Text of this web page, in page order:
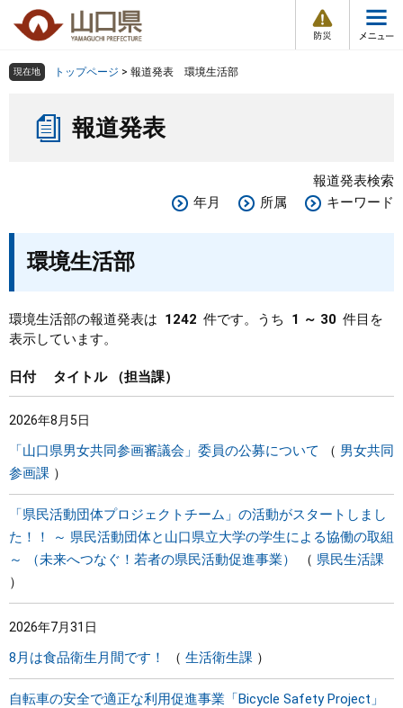
の
ー
メ
組織で探す
Other Languages
くらし・環境
教育・文化・スポーツ
しごと・産業・観光
県政情報
現在地 トップページ > 報道発表 環境生活部
報道発表
報道発表検索
年月
所属 キーワード
環境生活部
環境生活部の報道発表は 1242 件です。うち 1 ～ 30 件目を
表示しています。
日付 タイトル 担当課
2026年8月5日
「山口県男女共同参画審議会」委員の公募について
男女共同
参画課
「県民活動団体プロジェクトチーム」の活動がスタートしまし
た！！ ～ 県民活動団体と山口県立大学の学生による協働の取組
～ （未来へつなぐ！若者の県民活動促進事業）
県民生活課
2026年7月31日
8月は食品衛生月間です！ 生活衛生課
自転車の安全で適正な利用促進事業「Bicycle Safety Project」